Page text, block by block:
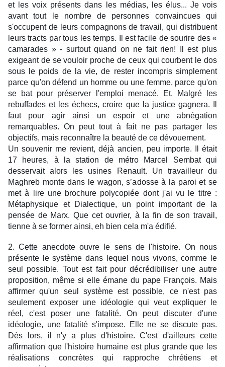
et les voix présents dans les médias, les élus... Je vois
avant tout le nombre de personnes convaincues qui
s'occupent de leurs compagnons de travail, qui distribuent
leurs tracts par tous les temps. Il est facile de sourire des «
camarades » - surtout quand on ne fait rien! Il est plus
exigeant de se vouloir proche de ceux qui courbent le dos
sous le poids de la vie, de rester incompris simplement
parce qu'on défend un homme ou une femme, parce qu'on
se bat pour préserver l'emploi menacé. Et, Malgré les
rebuffades et les échecs, croire que la justice gagnera. Il
faut pour agir ainsi un espoir et une abnégation
remarquables. On peut tout à fait ne pas partager les
objectifs, mais reconnaître la beauté de ce dévouement.
Un souvenir me revient, déjà ancien, peu importe. Il était
17 heures, à la station de métro Marcel Sembat qui
desservait alors les usines Renault. Un travailleur du
Maghreb monte dans le wagon, s’adosse à la paroi et se
met à lire une brochure polycopiée dont j'ai vu le titre :
Métaphysique et Dialectique, un point important de la
pensée de Marx. Que cet ouvrier, à la fin de son travail,
tienne à se former ainsi, eh bien cela m'a édifié.
2. Cette anecdote ouvre le sens de l'histoire. On nous
présente le système dans lequel nous vivons, comme le
seul possible. Tout est fait pour décrédibiliser une autre
proposition, même si elle émane du pape François. Mais
affirmer qu'un seul système est possible, ce n'est pas
seulement exposer une idéologie qui veut expliquer le
réel, c'est poser une fatalité. On peut discuter d'une
idéologie, une fatalité s'impose. Elle ne se discute pas.
Dès lors, il n'y a plus d'histoire. C'est d'ailleurs cette
affirmation que l'histoire humaine est plus grande que les
réalisations concrètes qui rapproche chrétiens et